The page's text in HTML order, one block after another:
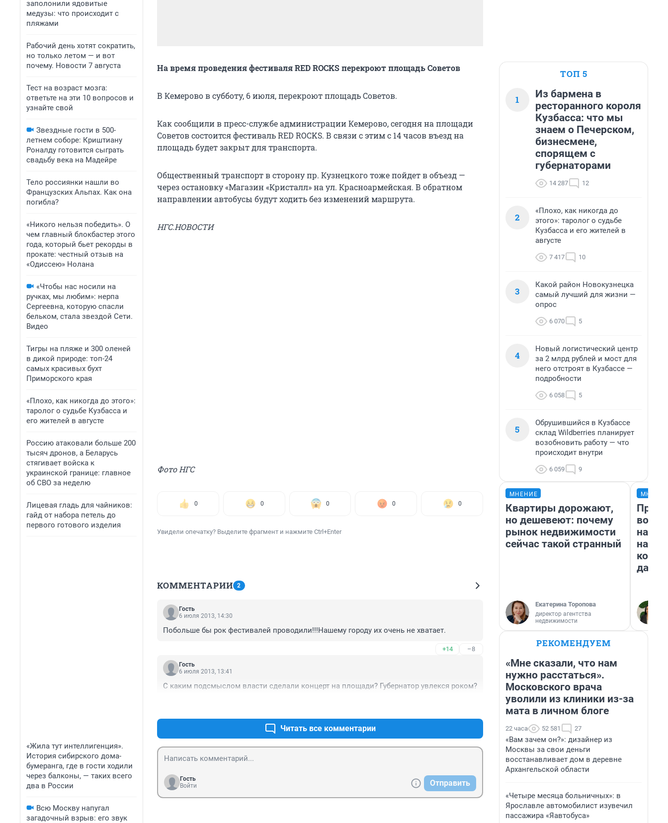
заполонили ядовитые
медузы: что происходит с
пляжами
Рабочий день хотят сократить,
но только летом — и вот
почему. Новости 7 августа
Тест на возраст мозга:
ответьте на эти 10 вопросов и
узнайте свой
Звездные гости в 500-
летнем соборе: Криштиану
Роналду готовится сыграть
свадьбу века на Мадейре
Тело россиянки нашли во
Французских Альпах. Как она
погибла?
«Никого нельзя победить». О
чем главный блокбастер этого
года, который бьет рекорды в
прокате: честный отзыв на
«Одиссею» Нолана
«Чтобы нас носили на
ручках, мы любим»: нерпа
Сергеевна, которую спасли
бельком, стала звездой Сети.
Видео
Тигры на пляже и 300 оленей
в дикой природе: топ-24
самых красивых бухт
Приморского края
«Плохо, как никогда до этого»:
таролог о судьбе Кузбасса и
его жителей в августе
Россию атаковали больше 200
тысяч дронов, а Беларусь
стягивает войска к
украинской границе: главное
об СВО за неделю
Лицевая гладь для чайников:
гайд от набора петель до
первого готового изделия
«Жила тут интеллигенция».
История сибирского дома-
бумеранга, где в гости ходили
через балконы, — таких всего
два в России
Всю Москву напугал
загадочный взрыв: его звук
На время проведения фестиваля RED ROCKS перекроют площадь Советов
В Кемерово в субботу, 6 июля, перекроют площадь Советов.
Как сообщили в пресс-службе администрации Кемерово, сегодня на площади
Советов состоится фестиваль RED ROCKS. В связи с этим с 14 часов въезд на
площадь будет закрыт для транспорта.
Общественный транспорт в сторону пр. Кузнецкого тоже пойдет в объезд —
через остановку «Магазин «Кристалл» на ул. Красноармейская. В обратном
направлении автобусы будут ходить без изменений маршрута.
НГС.НОВОСТИ
Фото НГС
0 0 0 0 0
Увидели опечатку? Выделите фрагмент и нажмите Ctrl+Enter
КОММЕНТАРИИ 2
Гость
6 июля 2013, 14:30
Побольше бы рок фестивалей проводили!!!Нашему городу их очень не хватает.
+14 –8
Гость
6 июля 2013, 13:41
С каким подсмыслом власти сделали концерт на площади? Губернатор увлекся роком?
Читать все комментарии
Гость
Войти
Отправить
ТОП 5
1
Из бармена в
ресторанного короля
Кузбасса: что мы
знаем о Печерском,
бизнесмене,
спорящем с
губернаторами
14 287 12
2
«Плохо, как никогда до
этого»: таролог о судьбе
Кузбасса и его жителей в
августе
7 417 10
3
Какой район Новокузнецка
самый лучший для жизни —
опрос
6 070 5
4
Новый логистический центр
за 2 млрд рублей и мост для
него отстроят в Кузбассе —
подробности
6 058 5
5
Обрушившийся в Кузбассе
склад Wildberries планирует
возобновить работу — что
происходит внутри
6 059 9
МНЕНИЕ
Квартиры дорожают,
но дешевеют: почему
рынок недвижимости
сейчас такой странный
Екатерина Торопова
директор агентства
недвижимости
нам
даже
РЕКОМЕНДУЕМ
«Мне сказали, что нам
нужно расстаться».
Московского врача
уволили из клиники из-за
мата в личном блоге
22 часа 52 581 27
«Вам зачем он?»: дизайнер из
Москвы за свои деньги
восстанавливает дом в деревне
Архангельской области
«Четыре месяца больничных»: в
Ярославле автомобилист изувечил
пассажира «Яавтобуса»